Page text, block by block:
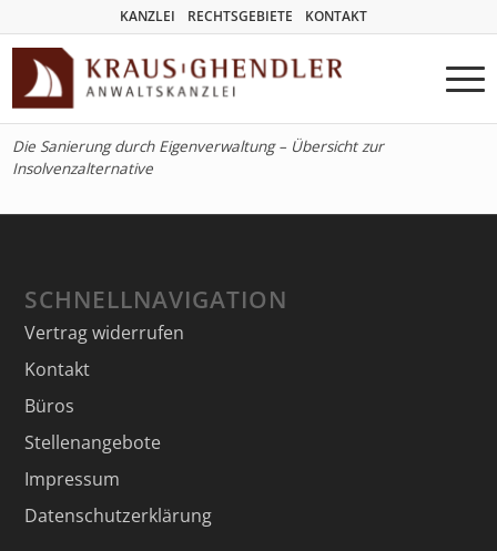
KANZLEI RECHTSGEBIETE KONTAKT
Die Sanierung durch Eigenverwaltung – Übersicht zur
Insolvenzalternative
SCHNELLNAVIGATION
Vertrag widerrufen
Kontakt
Büros
Stellenangebote
Impressum
Datenschutzerklärung